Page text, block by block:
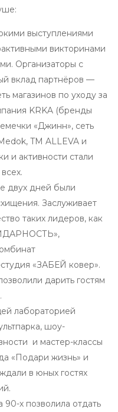
выступлениями
викторинами
Организаторы с
вклад партнёров —
магазинов по уходу за
KRKA (бренды
«Джинн», сеть
TM ALLEVA и
и активности стали
двух дней были
Заслуживает
таких лидеров, как
«ЗАБЕЙ ковер».
дарить гостям
лабораторией
шоу-
и мастер-классы
«Подари жизнь» и
в юных гостях
90-х позволила отдать